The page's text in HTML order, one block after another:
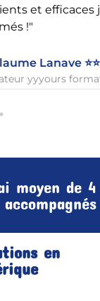
recommande
moyen de 4
en